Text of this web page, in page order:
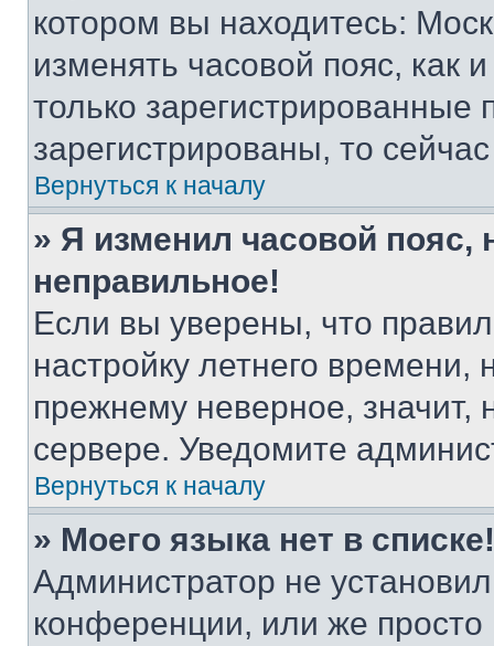
котором вы находитесь:
изменять часовой пояс, как
только
зарегистрированы, то
Вернуться к началу
» Я изменил часовой пояс,
неправильное!
Если вы уверены, что
настройку летнего
прежнему неверное, значит,
сервере. Уведомите
Вернуться к началу
» Моего языка нет в списке!
Администратор не
конференции, или же